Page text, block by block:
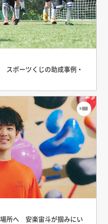
スポーツくじの助成事例・
場所へ 安楽宙斗が掴みにい